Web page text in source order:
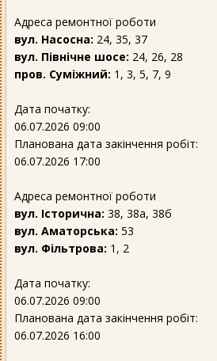
Адреса ремонтної роботи
вул. Насосна: 24, 35, 37
вул. Північне шосе: 24, 26, 28
пров. Суміжний: 1, 3, 5, 7, 9
Дата початку:
06.07.2026 09:00
Планована дата закінчення робіт:
06.07.2026 17:00
Адреса ремонтної роботи
вул. Історична: 38, 38а, 38б
вул. Аматорська: 53
вул. Фільтрова: 1, 2
Дата початку:
06.07.2026 09:00
Планована дата закінчення робіт:
06.07.2026 16:00